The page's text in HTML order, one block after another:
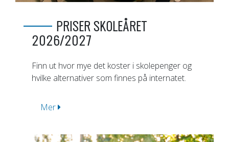
PRISER SKOLEÅRET
2026/2027
Finn ut hvor mye det koster i skolepenger og
hvilke alternativer som finnes på internatet.
Mer